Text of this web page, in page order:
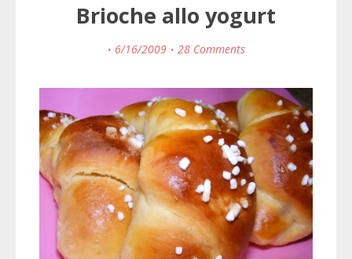
Brioche allo yogurt
6/16/2009 28 Comments